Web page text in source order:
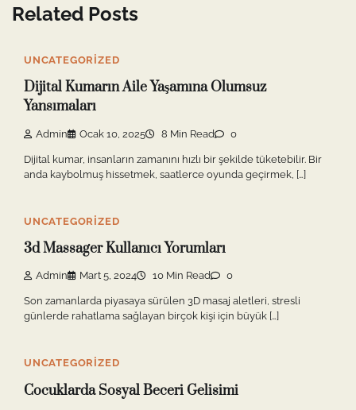
Related Posts
UNCATEGORIZED
Dijital Kumarın Aile Yaşamına Olumsuz
Yansımaları
Admin Ocak 10, 2025 8 Min Read 0
Dijital kumar, insanların zamanını hızlı bir şekilde tüketebilir. Bir
anda kaybolmuş hissetmek, saatlerce oyunda geçirmek, […]
UNCATEGORIZED
3d Massager Kullanıcı Yorumları
Admin Mart 5, 2024 10 Min Read 0
Son zamanlarda piyasaya sürülen 3D masaj aletleri, stresli
günlerde rahatlama sağlayan birçok kişi için büyük […]
UNCATEGORIZED
Cocuklarda Sosyal Beceri Gelisimi